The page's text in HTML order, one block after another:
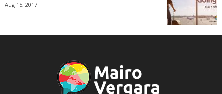
Aug 15, 2017